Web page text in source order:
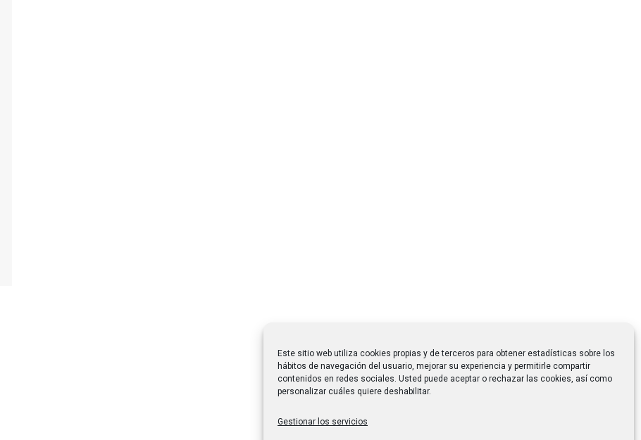
Este sitio web utiliza cookies propias y de terceros para obtener estadísticas sobre los
hábitos de navegación del usuario, mejorar su experiencia y permitirle compartir
contenidos en redes sociales. Usted puede aceptar o rechazar las cookies, así como
personalizar cuáles quiere deshabilitar.
Gestionar los servicios